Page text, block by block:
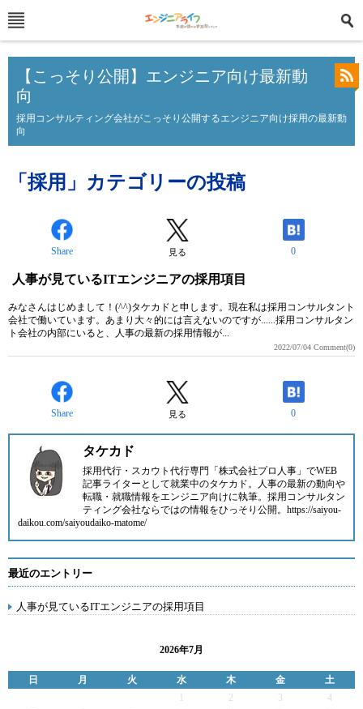
【こっそり公開】エンジニア向け最新動
向
採用コンサルティング会社がこっそり公開するエンジニア向け採用の最新動
向
「採用」カテゴリーの投稿
Share 見る 0
人事が見ているITエンジニアの採用項目
みなさんはじめまして！(^^)タケカドと申します。現在私は採用コンサルタント
会社で働いています。あまり大々的には言えないのですが......採用コンサルタン
ト会社の内部にいると、人事の最新の採用情報が...
2022/07/04 Comment(0)
Share 見る 0
タケカド
採用代行・スカウト代行専門「株式会社プロ人事」でWEB
記事ライターとして就業中のタケカド。人事の最新の動向や
転職・就職情報をエンジニア向けに執筆。採用コンサルタン
ティング会社ならではの情報をひっそり公開。https://saiyou-
daikou.com/saiyoudaiko-matome/
最近のエントリー
人事が見ているITエンジニアの採用項目
2026年7月
日 月 火 水 木 金
土
2 3
4